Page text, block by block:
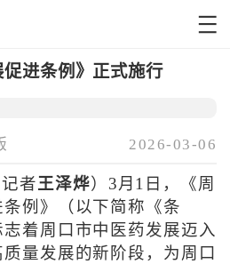
促进条例》正式施行
2026-03-06
者王泽烨）3月1日，《周
例》（以下简称《条
着周口市中医药发展迈入
量发展的新阶段，为周口